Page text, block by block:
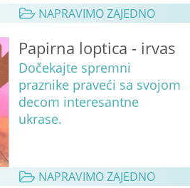
NAPRAVIMO ZAJEDNO
Papirna loptica - irvas
Dočekajte spremni
praznike praveći sa svojom
decom interesantne
ukrase.
NAPRAVIMO ZAJEDNO